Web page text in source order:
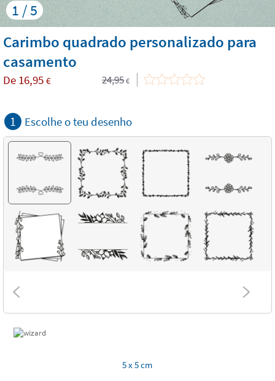
1 / 5
Carimbo quadrado personalizado para
casamento
De 16,95 € 24,95 €
1 Escolhe o teu desenho
5 x 5 cm